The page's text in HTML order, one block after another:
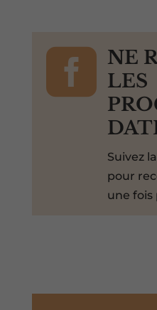

NE
LES
Suivez la
pour
une fois